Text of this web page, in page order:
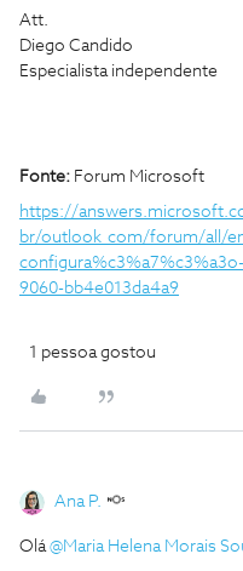
Att.
Diego Candido
Especialista independente
Fonte: Forum Microsoft
https://
br/outlook_com/forum/all/
9060-bb4e013da4a9
1 pessoa gostou
Ana P.
Olá@Maria Helena Morais